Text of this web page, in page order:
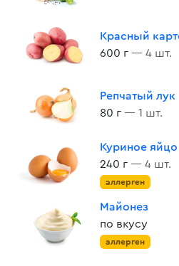
Красный
600 г — 4 шт.
Репчатый лук
80 г — 1 шт.
Куриное яйцо
240 г — 4 шт.
аллерген
Майонез
по вкусу
аллерген